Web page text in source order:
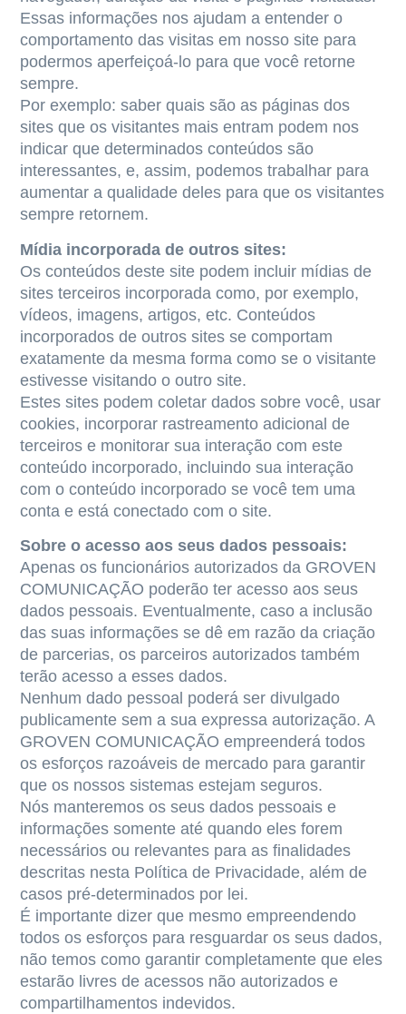
Essas informações nos ajudam a entender o
comportamento das visitas em nosso site para
podermos aperfeiçoá-lo para que você retorne
sempre.
Por exemplo: saber quais são as páginas dos
sites que os visitantes mais entram podem nos
indicar que determinados conteúdos são
interessantes, e, assim, podemos trabalhar para
aumentar a qualidade deles para que os visitantes
sempre retornem.
Mídia incorporada de outros sites:
Os conteúdos deste site podem incluir mídias de
sites terceiros incorporada como, por exemplo,
vídeos, imagens, artigos, etc. Conteúdos
incorporados de outros sites se comportam
exatamente da mesma forma como se o visitante
estivesse visitando o outro site.
Estes sites podem coletar dados sobre você, usar
cookies, incorporar rastreamento adicional de
terceiros e monitorar sua interação com este
conteúdo incorporado, incluindo sua interação
com o conteúdo incorporado se você tem uma
conta e está conectado com o site.
Sobre o acesso aos seus dados pessoais:
Apenas os funcionários autorizados da GROVEN
COMUNICAÇÃO poderão ter acesso aos seus
dados pessoais. Eventualmente, caso a inclusão
das suas informações se dê em razão da criação
de parcerias, os parceiros autorizados também
terão acesso a esses dados.
Nenhum dado pessoal poderá ser divulgado
publicamente sem a sua expressa autorização. A
GROVEN COMUNICAÇÃO empreenderá todos
os esforços razoáveis de mercado para garantir
que os nossos sistemas estejam seguros.
Nós manteremos os seus dados pessoais e
informações somente até quando eles forem
necessários ou relevantes para as finalidades
descritas nesta Política de Privacidade, além de
casos pré-determinados por lei.
É importante dizer que mesmo empreendendo
todos os esforços para resguardar os seus dados,
não temos como garantir completamente que eles
estarão livres de acessos não autorizados e
compartilhamentos indevidos.